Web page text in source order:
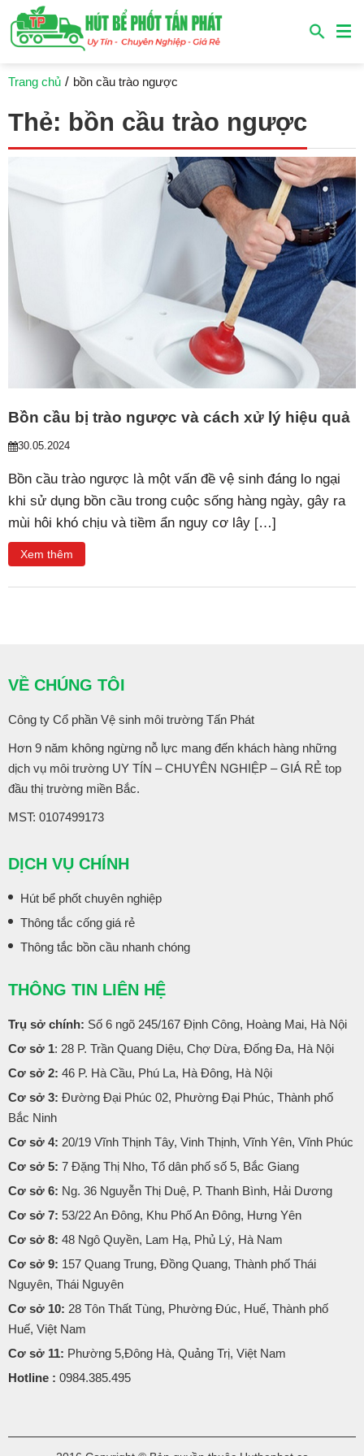
Trang chủ / bồn cầu trào ngược
Thẻ: bồn cầu trào ngược
Bồn cầu bị trào ngược và cách xử lý hiệu quả
30.05.2024
Bồn cầu trào ngược là một vấn đề vệ sinh đáng lo ngại
khi sử dụng bồn cầu trong cuộc sống hàng ngày, gây ra
mùi hôi khó chịu và tiềm ẩn nguy cơ lây […]
Xem thêm
VỀ CHÚNG TÔI
Công ty Cổ phần Vệ sinh môi trường Tấn Phát
Hơn 9 năm không ngừng nỗ lực mang đến khách hàng những
dịch vụ môi trường UY TÍN – CHUYÊN NGHIỆP – GIÁ RẺ top
đầu thị trường miền Bắc.
MST: 0107499173
DỊCH VỤ CHÍNH
Hút bể phốt chuyên nghiệp
Thông tắc cống giá rẻ
Thông tắc bồn cầu nhanh chóng
THÔNG TIN LIÊN HỆ
Trụ sở chính: Số 6 ngõ 245/167 Định Công, Hoàng Mai, Hà Nội
Cơ sở 1: 28 P. Trần Quang Diệu, Chợ Dừa, Đống Đa, Hà Nội
Cơ sở 2: 46 P. Hà Cầu, Phú La, Hà Đông, Hà Nội
Cơ sở 3: Đường Đại Phúc 02, Phường Đại Phúc, Thành phố
Bắc Ninh
Cơ sở 4: 20/19 Vĩnh Thịnh Tây, Vinh Thịnh, Vĩnh Yên, Vĩnh Phúc
Cơ sở 5: 7 Đặng Thị Nho, Tổ dân phố số 5, Bắc Giang
Cơ sở 6: Ng. 36 Nguyễn Thị Duệ, P. Thanh Bình, Hải Dương
Cơ sở 7: 53/22 An Đông, Khu Phố An Đông, Hưng Yên
Cơ sở 8: 48 Ngô Quyền, Lam Hạ, Phủ Lý, Hà Nam
Cơ sở 9: 157 Quang Trung, Đồng Quang, Thành phố Thái
Nguyên, Thái Nguyên
Cơ sở 10: 28 Tôn Thất Tùng, Phường Đúc, Huế, Thành phố
Huế, Việt Nam
Cơ sở 11: Phường 5,Đông Hà, Quảng Trị, Việt Nam
Hotline : 0984.385.495